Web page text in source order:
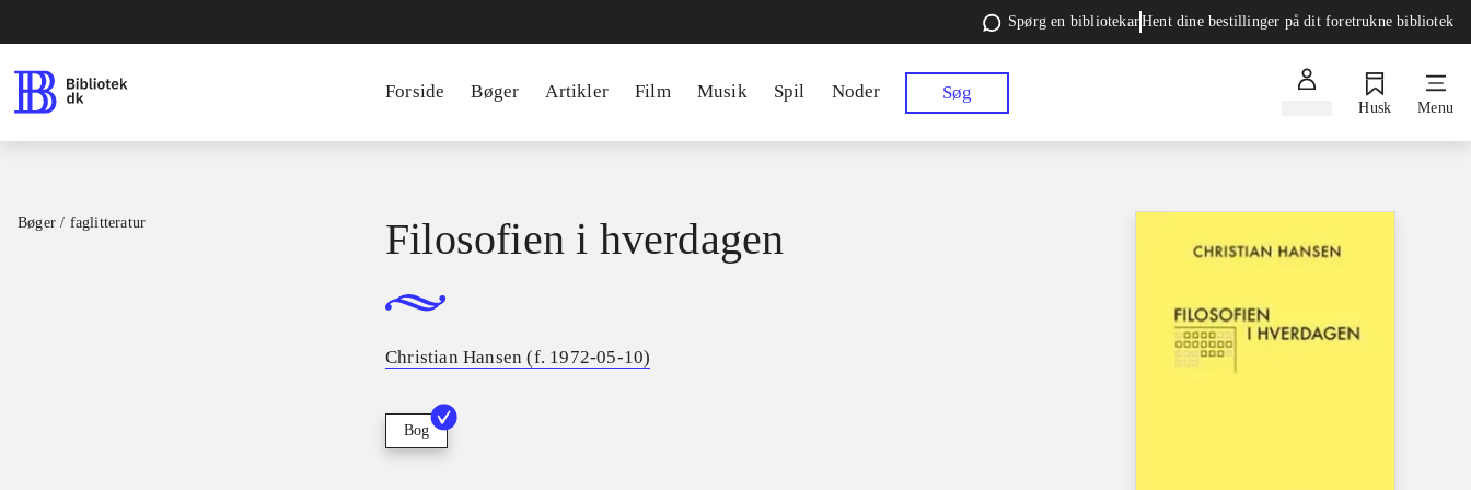
Spørg en bibliotekarHent dine bestillinger på dit foretrukne bibliotek
Forside Bøger Artikler Film Musik Spil Noder Søg
Husk Menu
Bøger / faglitteratur Filosofien i hverdagen
Christian Hansen (f. 1972-05-10)
Bog